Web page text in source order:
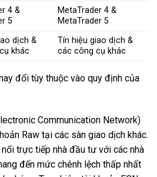
4 &
5
MetaTrader 4 &
MetaTrader 5
dịch &
khác
Tín hiệu giao dịch &
các công cụ khác
đổi tùy thuộc vào quy định của
Communication Network)
Raw tại các sàn giao dịch khác.
trực tiếp nhà đầu tư với các nhà
đến mức chênh lệch thấp nhất